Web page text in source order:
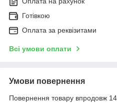
Готівкою
Оплата за реквізитами
Всі умови оплати
Умови повернення
Повернення товару впродовж 14